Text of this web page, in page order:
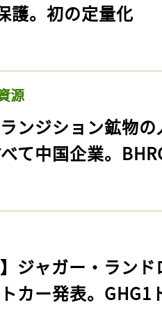
護。初の定量化
源
ランジション鉱物
て中国企業。
】ジャガー・ラン
カー発表。GHG1